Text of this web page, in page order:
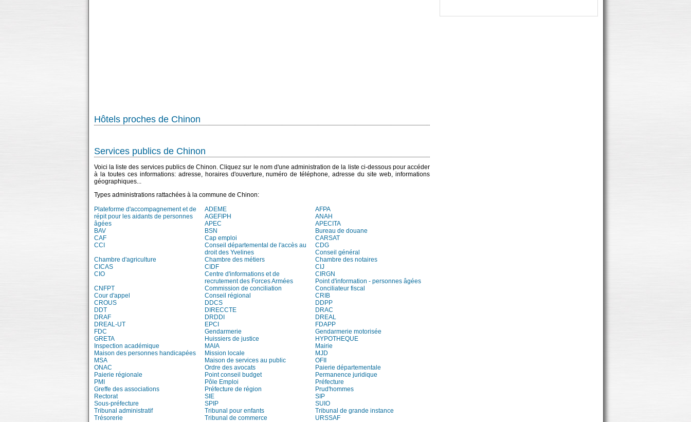
Hôtels proches de Chinon
Services publics de Chinon
Voici la liste des services publics de Chinon. Cliquez sur le nom d'une administration de la liste ci-dessous pour accéder
à la toutes ces informations: adresse, horaires d'ouverture, numéro de téléphone, adresse du site web, informations
géographiques...
Types administrations rattachées à la commune de Chinon:
Plateforme d'accompagnement et de
répit pour les aidants de personnes
âgées
ADEME
AFPA
AGEFIPH
ANAH
APEC
APECITA
BAV
BSN
Bureau de douane
CAF
Cap emploi
CARSAT
CCI
Conseil départemental de l'accès au
droit des Yvelines
CDG
Conseil général
Chambre d'agriculture
Chambre des métiers
Chambre des notaires
CICAS
CIDF
CIJ
CIO
Centre d'informations et de
recrutement des Forces Armées
CIRGN
Point d'information - personnes âgées
CNFPT
Commission de conciliation
Conciliateur fiscal
Cour d'appel
Conseil régional
CRIB
CROUS
DDCS
DDPP
DDT
DIRECCTE
DRAC
DRAF
DRDDI
DREAL
DREAL-UT
EPCI
FDAPP
FDC
Gendarmerie
Gendarmerie motorisée
GRETA
Huissiers de justice
HYPOTHEQUE
Inspection académique
MAIA
Mairie
Maison des personnes handicapées
Mission locale
MJD
MSA
Maison de services au public
OFII
ONAC
Ordre des avocats
Paierie départementale
Paierie régionale
Point conseil budget
Permanence juridique
PMI
Pôle Emploi
Préfecture
Greffe des associations
Préfecture de région
Prud'hommes
Rectorat
SIE
SIP
Sous-préfecture
SPIP
SUIO
Tribunal administratif
Tribunal pour enfants
Tribunal de grande instance
Trésorerie
Tribunal de commerce URSSAF